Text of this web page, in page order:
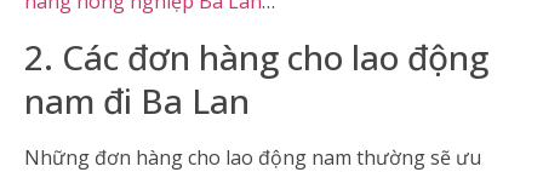
2. Các đơn hàng cho lao động
nam đi Ba Lan
Những đơn hàng cho lao động nam thường sẽ ưu